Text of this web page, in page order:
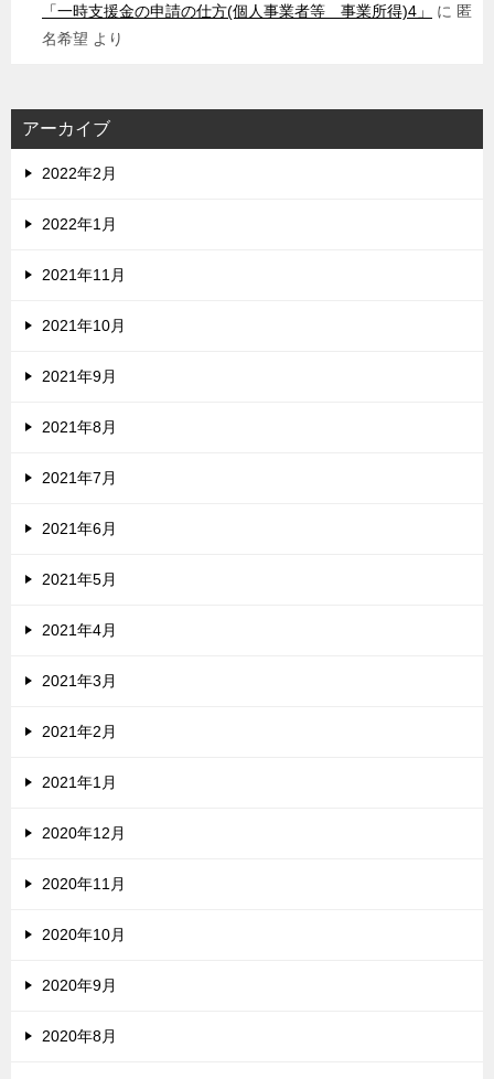
「一時支援金の申請の仕方(個人事業者等 事業所得)4」
に 匿
名希望 より
アーカイブ
2022年2月
2022年1月
2021年11月
2021年10月
2021年9月
2021年8月
2021年7月
2021年6月
2021年5月
2021年4月
2021年3月
2021年2月
2021年1月
2020年12月
2020年11月
2020年10月
2020年9月
2020年8月